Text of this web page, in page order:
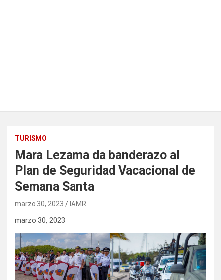
TURISMO
Mara Lezama da banderazo al
Plan de Seguridad Vacacional de
Semana Santa
marzo 30, 2023 IAMR
marzo 30, 2023